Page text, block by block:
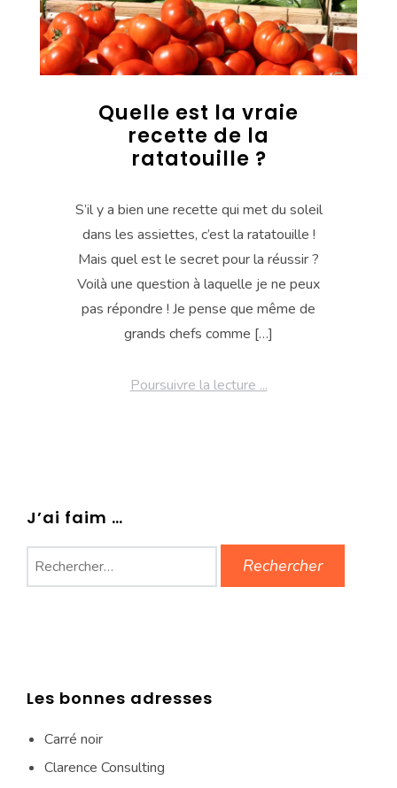
Quelle est la vraie
recette de la
ratatouille ?
S’il y a bien une recette qui met du soleil
dans les assiettes, c’est la ratatouille !
Mais quel est le secret pour la réussir ?
Voilà une question à laquelle je ne peux
pas répondre ! Je pense que même de
grands chefs comme […]
Poursuivre la lecture ...
J’ai faim …
Les bonnes adresses
Carré noir
Clarence Consulting